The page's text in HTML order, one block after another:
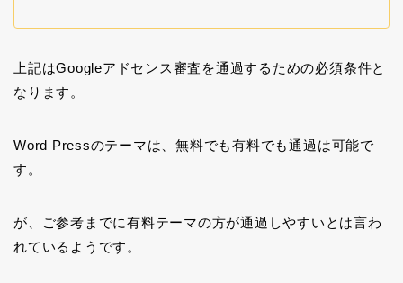
上記はGoogleアドセンス審査を通過するための必須条件と
なります。
Word Pressのテーマは、無料でも有料でも通過は可能で
す。
が、ご参考までに有料テーマの方が通過しやすいとは言わ
れているようです。